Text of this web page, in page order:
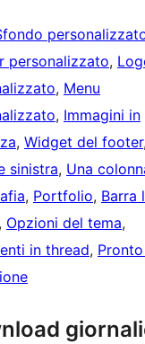
personalizzato,
, Menu
, Immagini in
, Widget del footer,
sinistra, Una
, Portfolio, Barra
, Opzioni del tema
in thread,